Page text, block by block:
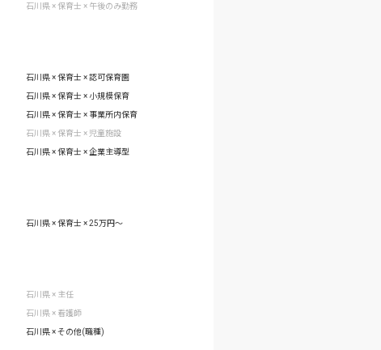
石川県 × 保育士 × 午後のみ勤務
石川県 × 保育士 × 認可保育園
石川県 × 保育士 × 小規模保育
石川県 × 保育士 × 事業所内保育
石川県 × 保育士 × 児童施設
石川県 × 保育士 × 企業主導型
石川県 × 保育士 × 25万円〜
石川県 × 主任
石川県 × 看護師
石川県 × その他(職種)